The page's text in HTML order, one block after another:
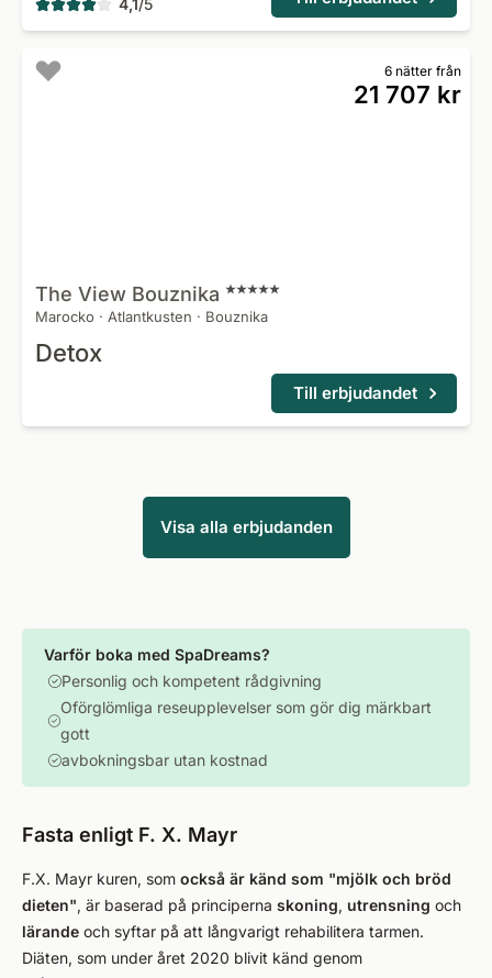
4,1/5
6 nätter från
21 707 kr
The View Bouznika
Marocko · Atlantkusten · Bouznika
Detox
Till erbjudandet
Visa alla erbjudanden
Varför boka med SpaDreams?
Personlig och kompetent rådgivning
Oförglömliga reseupplevelser som gör dig märkbart
gott
avbokningsbar utan kostnad
Fasta enligt F. X. Mayr
F.X. Mayr kuren, som också är känd som "mjölk och bröd
dieten", är baserad på principerna skoning, utrensning och
lärande och syftar på att långvarigt rehabilitera tarmen.
Diäten, som under året 2020 blivit känd genom